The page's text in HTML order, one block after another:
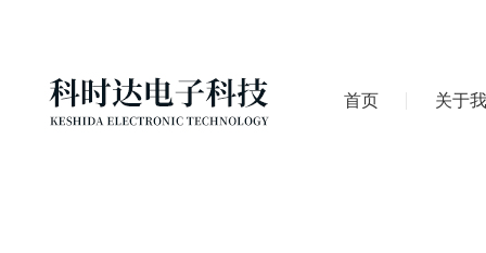
首页 关于